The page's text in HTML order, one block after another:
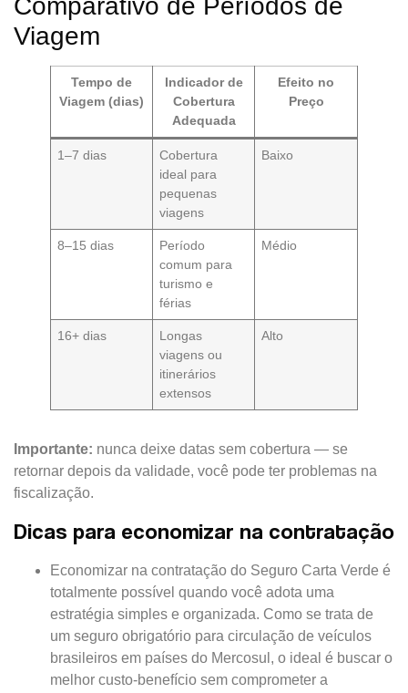
Comparativo de Períodos de
Viagem
Tempo de
Viagem (dias)
Indicador de
Cobertura
Adequada
Efeito no
Preço
1–7 dias
Cobertura
ideal para
pequenas
viagens
Baixo
8–15 dias
Período
comum para
turismo e
férias
Médio
16+ dias
Longas
viagens ou
itinerários
extensos
Alto
Importante: nunca deixe datas sem cobertura — se
retornar depois da validade, você pode ter problemas na
fiscalização.
Dicas para economizar na contratação
Economizar na contratação do Seguro Carta Verde é
totalmente possível quando você adota uma
estratégia simples e organizada. Como se trata de
um seguro obrigatório para circulação de veículos
brasileiros em países do Mercosul, o ideal é buscar o
melhor custo-benefício sem comprometer a